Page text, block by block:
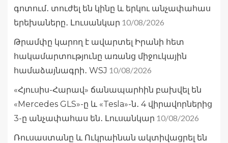
գոտում․ տուժել են կինը և երկու անչափահաս
երեխաները․ Լուսանկար 10/08/2026
Թրամփը կարող է ավարտել Իրանի հետ
հակամարտությունը առանց միջուկային
համաձայնագրի․ WSJ 10/08/2026
«Հյուսիս-Հարավ» ճանապարհին բախվել են
«Mercedes GLS»-ը և «Tesla»-ն․ 4 վիրավորներից
3-ը անչափահաս են․ Լուսանկար 10/08/2026
Ռուսաստանը և Ուկրաինան ակտիվացրել են